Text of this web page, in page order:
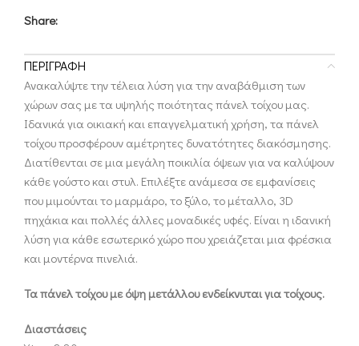
Share:
ΠΕΡΙΓΡΑΦΉ
Ανακαλύψτε την τέλεια λύση για την αναβάθμιση των
χώρων σας με τα υψηλής ποιότητας πάνελ τοίχου μας.
Ιδανικά για οικιακή και επαγγελματική χρήση, τα πάνελ
τοίχου προσφέρουν αμέτρητες δυνατότητες διακόσμησης.
Διατίθενται σε μια μεγάλη ποικιλία όψεων για να καλύψουν
κάθε γούστο και στυλ. Επιλέξτε ανάμεσα σε εμφανίσεις
που μιμούνται το μαρμάρο, το ξύλο, το μέταλλο, 3D
πηχάκια και πολλές άλλες μοναδικές υφές. Είναι η ιδανική
λύση για κάθε εσωτερικό χώρο που χρειάζεται μια φρέσκια
και μοντέρνα πινελιά.
Τα πάνελ τοίχου με όψη μετάλλου ενδείκνυται για τοίχους.
Διαστάσεις